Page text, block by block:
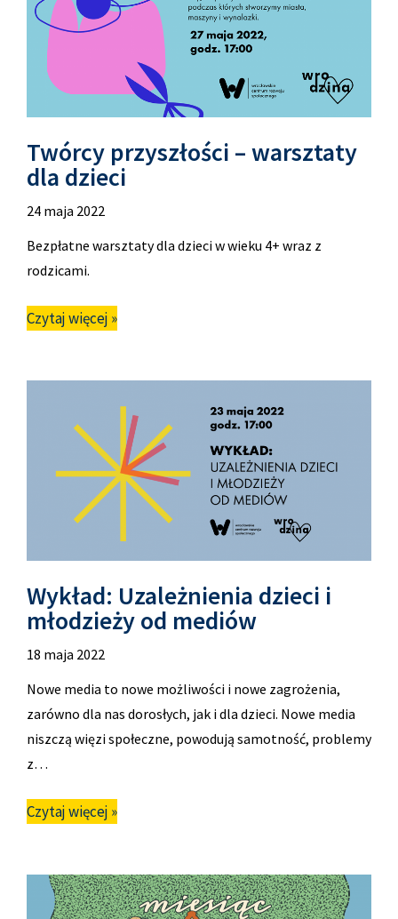
Twórcy przyszłości – warsztaty
dla dzieci
24 maja 2022
Bezpłatne warsztaty dla dzieci w wieku 4+ wraz z
rodzicami.
Czytaj więcej »
Wykład: Uzależnienia dzieci i
młodzieży od mediów
18 maja 2022
Nowe media to nowe możliwości i nowe zagrożenia,
zarówno dla nas dorosłych, jak i dla dzieci. Nowe media
niszczą więzi społeczne, powodują samotność, problemy
z…
Czytaj więcej »